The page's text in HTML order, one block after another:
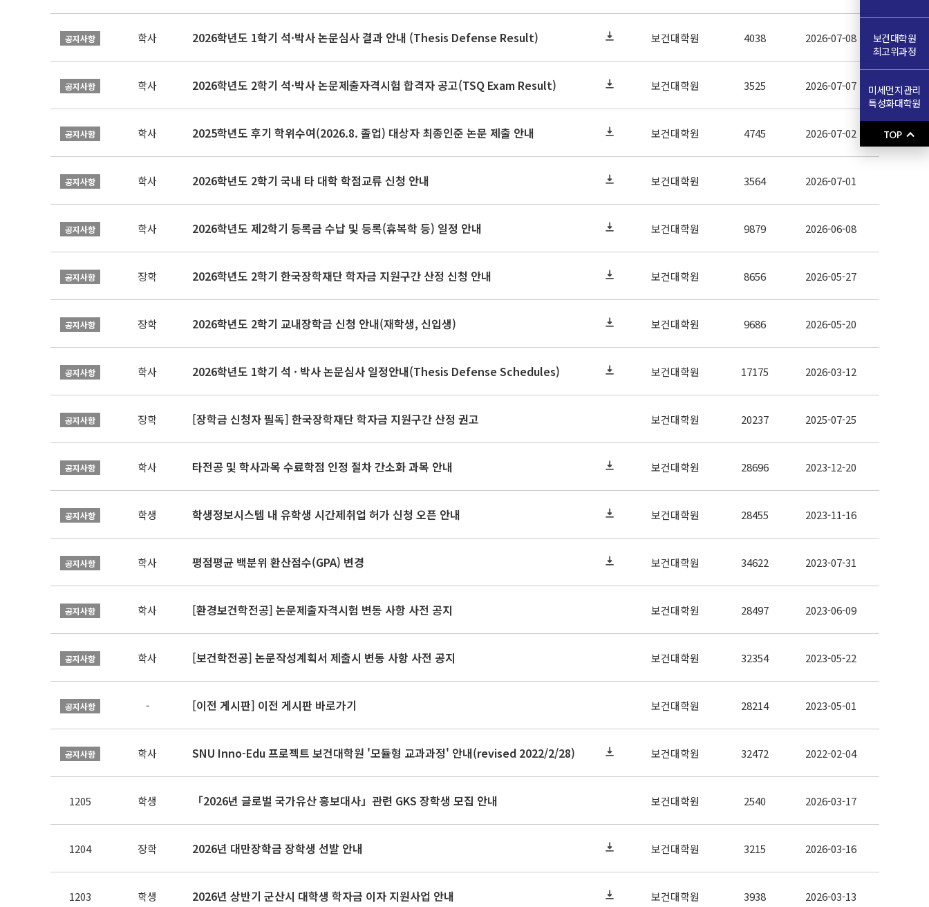
공지사항 학사 2026학년도 1학기 석·박사 논문심사 결과 안내 (Thesis Defense Result) 보건대학원 4038 2026-07-08
공지사항 학사 2026학년도 2학기 석·박사 논문제출자격시험 합격자 공고(TSQ Exam Result) 보건대학원 3525 2026-07-07
공지사항 학사 2025학년도 후기 학위수여(2026.8. 졸업) 대상자 최종인준 논문 제출 안내 보건대학원 4745 2026-07-02
공지사항 학사 2026학년도 2학기 국내 타 대학 학점교류 신청 안내 보건대학원 3564 2026-07-01
공지사항 학사 2026학년도 제2학기 등록금 수납 및 등록(휴복학 등) 일정 안내 보건대학원 9879 2026-06-08
공지사항 장학 2026학년도 2학기 한국장학재단 학자금 지원구간 산정 신청 안내 보건대학원 8656 2026-05-27
공지사항 장학 2026학년도 2학기 교내장학금 신청 안내(재학생, 신입생) 보건대학원 9686 2026-05-20
공지사항 학사 2026학년도 1학기 석 · 박사 논문심사 일정안내(Thesis Defense Schedules) 보건대학원 17175 2026-03-12
공지사항 장학 [장학금 신청자 필독] 한국장학재단 학자금 지원구간 산정 권고 보건대학원 20237 2025-07-25
공지사항 학사 타전공 및 학사과목 수료학점 인정 절차 간소화 과목 안내 보건대학원 28696 2023-12-20
공지사항 학생 학생정보시스템 내 유학생 시간제취업 허가 신청 오픈 안내 보건대학원 28455 2023-11-16
공지사항 학사 평점평균 백분위 환산점수(GPA) 변경 보건대학원 34622 2023-07-31
공지사항 학사 [환경보건학전공] 논문제출자격시험 변동 사항 사전 공지 보건대학원 28497 2023-06-09
공지사항 학사 [보건학전공] 논문작성계획서 제출시 변동 사항 사전 공지 보건대학원 32354 2023-05-22
공지사항 - [이전 게시판] 이전 게시판 바로가기 보건대학원 28214 2023-05-01
공지사항 학사 SNU Inno-Edu 프로젝트 보건대학원 '모듈형 교과과정' 안내(revised 2022/2/28) 보건대학원 32472 2022-02-04
1205 학생 「2026년 글로벌 국가유산 홍보대사」관련 GKS 장학생 모집 안내 보건대학원 2540 2026-03-17
1204 장학 2026년 대만장학금 장학생 선발 안내 보건대학원 3215 2026-03-16
1203 학생 2026년 상반기 군산시 대학생 학자금 이자 지원사업 안내 보건대학원 3938 2026-03-13
보건대학원
최고위과정
미세먼지관리
특성화대학원
TOP